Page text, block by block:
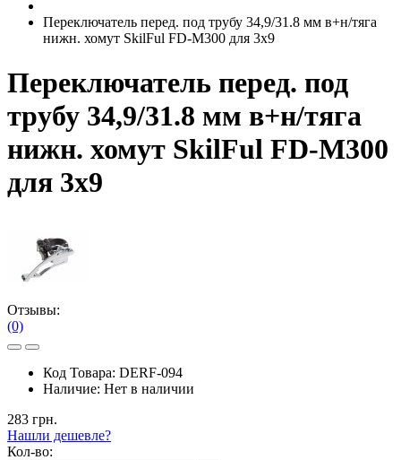
Переключатель перед. под трубу 34,9/31.8 мм в+н/тяга
нижн. хомут SkilFul FD-M300 для 3х9
Переключатель перед. под
трубу 34,9/31.8 мм в+н/тяга
нижн. хомут SkilFul FD-M300
для 3х9
Отзывы:
(0)
Код Товара: DERF-094
Наличие: Нет в наличии
283 грн.
Нашли дешевле?
Кол-во: